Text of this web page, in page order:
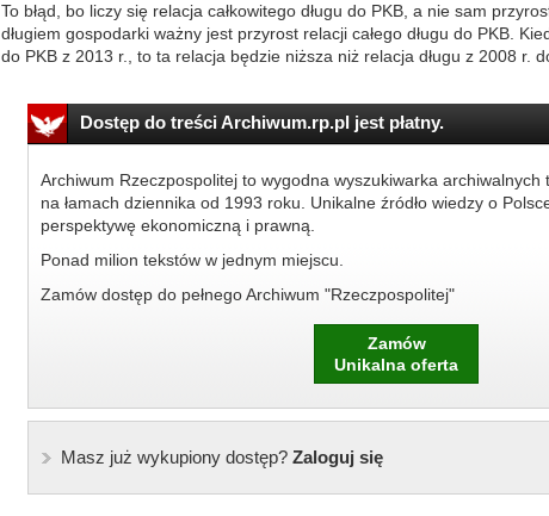
To błąd, bo liczy się relacja całkowitego długu do PKB, a nie sam
długiem gospodarki ważny jest przyrost relacji całego długu do PKB.
do PKB z 2013 r., to ta relacja będzie niższa niż relacja długu z 2008 r.
Dostęp do treści Archiwum.rp.pl jest płatny.
Archiwum Rzeczpospolitej to wygodna wyszukiwarka archiwalnych
na łamach dziennika od 1993 roku. Unikalne źródło wiedzy o
perspektywę ekonomiczną i prawną.
Ponad milion tekstów w jednym miejscu.
Zamów dostęp do pełnego Archiwum "Rzeczpospolitej"
Zamów
Unikalna oferta
Masz już wykupiony dostęp?Zaloguj się